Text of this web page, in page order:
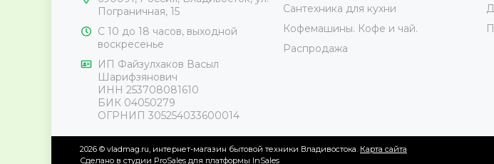
Пограничная, 15
С 10 до 18 часов, выходной
воскресенье
ИП Файзулхаков Васыл
Шарифзянович
ИНН 253708081610
БИК 04050279
ОГРНИП 305254033600014
Сантехника для кухни
Кофемашины. Кофе и чай.
Распродажа
2026 © vladmag.ru, интернет-магазин бытовой техники Владивостока. Карта сайта
Сделано в студии ProSales для платформы InSales